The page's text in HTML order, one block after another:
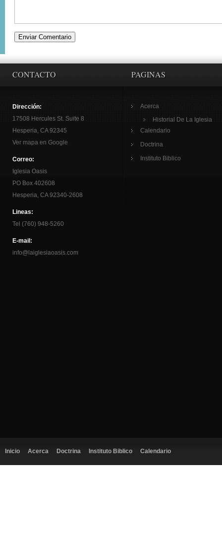
CONTACTO
Dirección:
17508 Hercules St. Suite 8
Hesperia, CA 92345
Ver mapa en Google
Correo:
Iglesia Oasis
PO Box 402608
Hesperia, CA 92340-2608
Lineas:
Tel (760) 948-5260
E-mail:
info@laiglesiaoasis.com
PAGINAS
Acerca
Historial De La Iglesia
Calendario
Doctrina
Instituto Biblico
Inicio Acerca Doctrina Instituto Biblico Calendario